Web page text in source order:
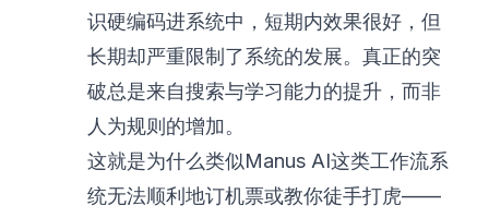
识硬编码进系统中，短期内效果很好，但
长期却严重限制了系统的发展。真正的突
破总是来自搜索与学习能力的提升，而非
人为规则的增加。
这就是为什么类似Manus AI这类工作流系
统无法顺利地订机票或教你徒手打虎——